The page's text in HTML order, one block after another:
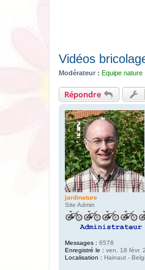
Vidéos
Modérateur : Equipe nature
Répondre
jardinature
Site Admin
Messages : 6578
Enregistré le : ven. 18 févr.
Localisation : Hainaut -